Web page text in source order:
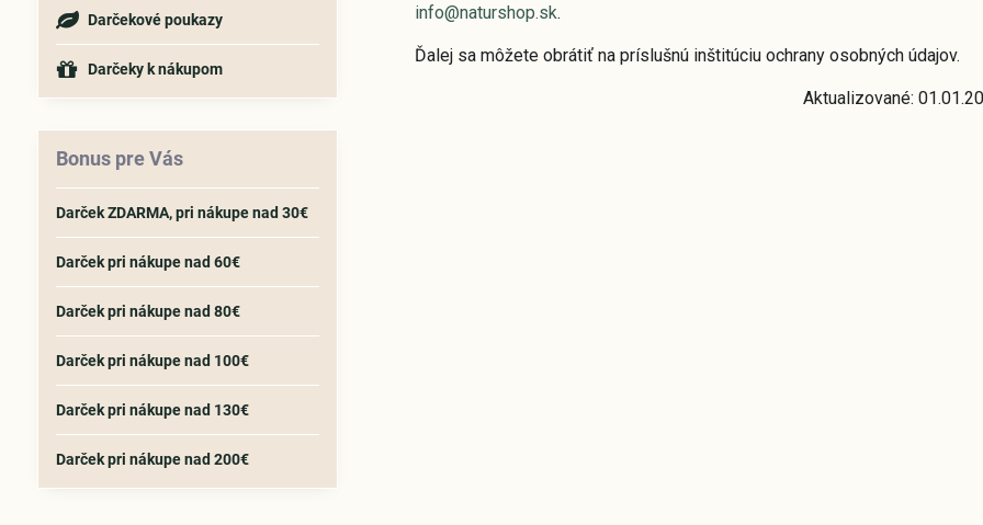
info@naturshop.sk.
Ďalej sa môžete obrátiť na príslušnú inštitúciu ochrany osobných údajov.
Aktualizované:
Darčekové poukazy
Darčeky k nákupom
Bonus pre Vás
Darček ZDARMA, pri nákupe nad 30€
Darček pri nákupe nad 60€
Darček pri nákupe nad 80€
Darček pri nákupe nad 100€
Darček pri nákupe nad 130€
Darček pri nákupe nad 200€